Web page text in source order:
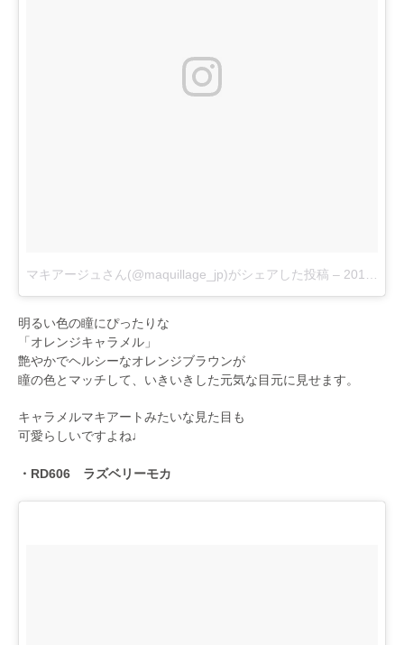
マキアージュさん(@maquillage_jp)がシェアした投稿 – 2017 9月 4 1:02午前 PDT
明るい色の瞳にぴったりな
「オレンジキャラメル」
艶やかでヘルシーなオレンジブラウンが
瞳の色とマッチして、いきいきした元気な目元に見せます。
キャラメルマキアートみたいな見た目も
可愛らしいですよね♩
・RD606 ラズベリーモカ